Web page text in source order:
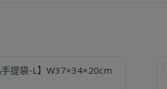
手提袋-L】W37×34×20cm